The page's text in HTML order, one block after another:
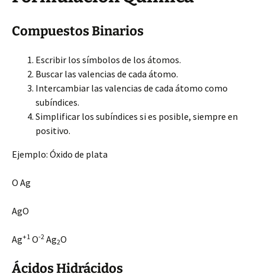
Compuestos Binarios
Escribir los símbolos de los átomos.
Buscar las valencias de cada átomo.
Intercambiar las valencias de cada átomo como
subíndices.
Simplificar los subíndices si es posible, siempre en
positivo.
Ejemplo: Óxido de plata
O Ag
AgO
Ag+1 O-2 Ag2O
Ácidos Hidrácidos